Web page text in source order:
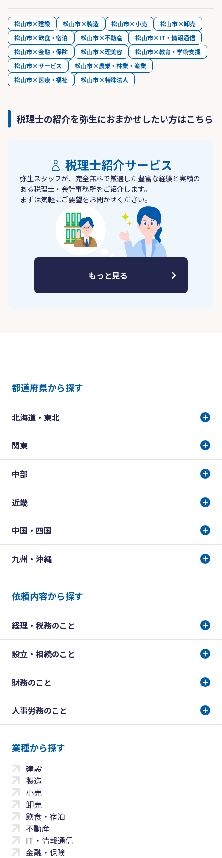
松山市×建設 松山市×製造 松山市×小売
松山市×卸売
松山市×飲食・宿泊
松山市×不動産
松山市×IT・情報通信
松山市×金融・保険
松山市×理美容
松山市×教育・学術支援
松山市×サービス
松山市×農業・林業・漁業
松山市×医療・福祉
松山市×特殊法人
税理士の紹介を弥生におまかせしたい方はこちら
税理士紹介サービス
弥生スタッフが、完全無料で厳選した豊富な経験と実績の
ある税理士・会計事務所をご紹介します。
まずは気軽にご要望をお聞かせください。
もっと見る
都道府県から探す
北海道・東北
関東
中部
近畿
中国・四国
九州・沖縄
依頼内容から探す
経理・税務のこと
設立・相続のこと
財務のこと
人事労務のこと
業種から探す
建設
製造
小売
卸売
飲食・宿泊
不動産
IT・情報通信
金融・保険